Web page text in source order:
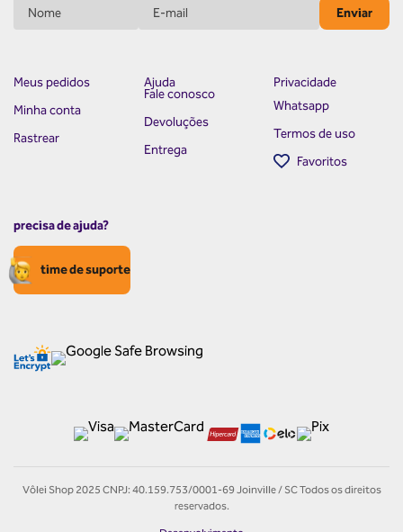
Enviar
Meus pedidos
Minha conta
Rastrear
Ajuda
Fale conosco
Devoluções
Entrega
Privacidade
Whatsapp
Termos de uso
Favoritos
precisa de ajuda?
time de suporte
Vôlei Shop 2025 CNPJ: 40.159.753/0001-69 Joinville / SC Todos os direitos
reservados.